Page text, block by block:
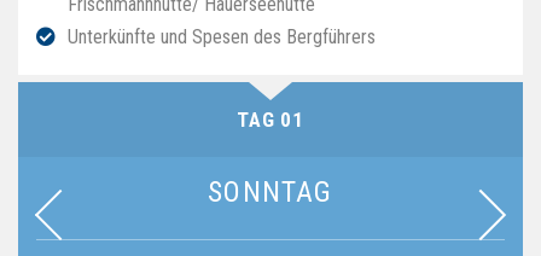
Unterkünfte und Spesen des Bergführers
TAG 01
SONNTAG